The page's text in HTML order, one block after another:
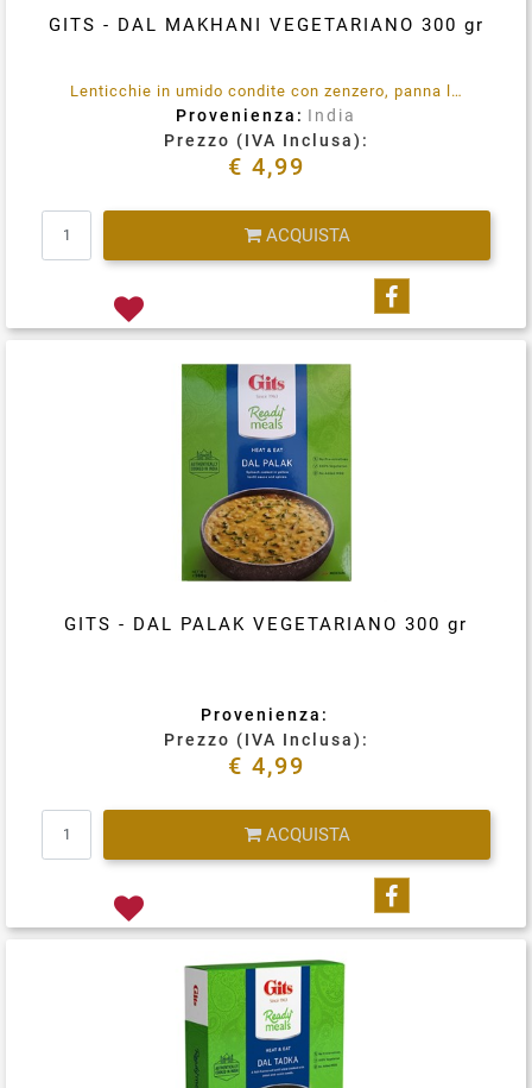
GITS - DAL MAKHANI VEGETARIANO 300 gr
Lenticchie in umido condite con zenzero, panna leggera e un tocco di spezie .Senza conservanti aggiunti. 100% vegetariano. Immergere la busta integra in acqua bollente per 3-5 minuti, rimuovere, tagliare, aprire e servire.
Provenienza: India
Prezzo (IVA Inclusa):
€ 4,99
ACQUISTA
Condividi su
GITS - DAL PALAK VEGETARIANO 300 gr
Provenienza:
Prezzo (IVA Inclusa):
€ 4,99
ACQUISTA
Condividi su